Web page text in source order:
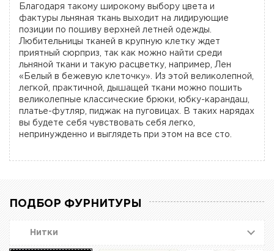
Благодаря такому широкому выбору цвета и
фактуры льняная ткань выходит на лидирующие
позиции по пошиву верхней летней одежды.
Любительницы тканей в крупную клетку ждет
приятный сюрприз, так как можно найти среди
льняной ткани и такую расцветку, например, Лен
«Белый в бежевую клеточку». Из этой великолепной,
легкой, практичной, дышащей ткани можно пошить
великолепные классические брюки, юбку-карандаш,
платье-футляр, пиджак на пуговицах. В таких нарядах
вы будете себя чувствовать себя легко,
непринужденно и выглядеть при этом на все сто.
ПОДБОР ФУРНИТУРЫ
Нитки